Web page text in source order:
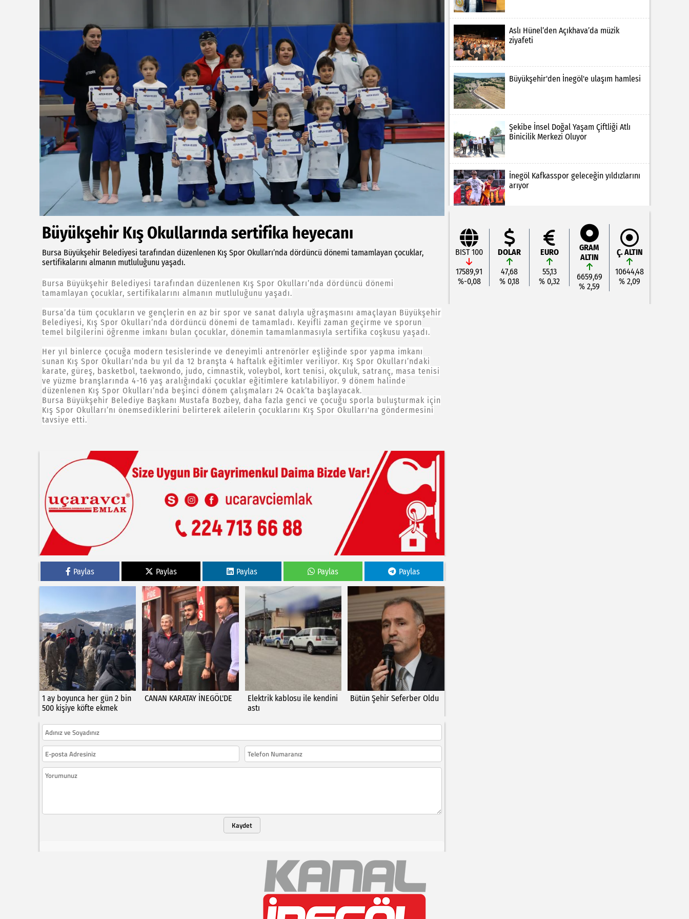
Büyükşehir Kış Okullarında sertifika heyecanı
Bursa Büyükşehir Belediyesi tarafından düzenlenen Kış Spor Okulları’nda dördüncü dönemi tamamlayan çocuklar,
sertifikalarını almanın mutluluğunu yaşadı.
Bursa Büyükşehir Belediyesi tarafından düzenlenen Kış Spor Okulları’nda dördüncü dönemi
tamamlayan çocuklar, sertifikalarını almanın mutluluğunu yaşadı.
Bursa’da tüm çocukların ve gençlerin en az bir spor ve sanat dalıyla uğraşmasını amaçlayan Büyükşehir
Belediyesi, Kış Spor Okulları’nda dördüncü dönemi de tamamladı. Keyifli zaman geçirme ve sporun
temel bilgilerini öğrenme imkanı bulan çocuklar, dönemin tamamlanmasıyla sertifika coşkusu yaşadı.
Her yıl binlerce çocuğa modern tesislerinde ve deneyimli antrenörler eşliğinde spor yapma imkanı
sunan Kış Spor Okulları’nda bu yıl da 12 branşta 4 haftalık eğitimler veriliyor. Kış Spor Okulları’ndaki
karate, güreş, basketbol, taekwondo, judo, cimnastik, voleybol, kort tenisi, okçuluk, satranç, masa tenisi
ve yüzme branşlarında 4-16 yaş aralığındaki çocuklar eğitimlere katılabiliyor. 9 dönem halinde
düzenlenen Kış Spor Okulları’nda beşinci dönem çalışmaları 24 Ocak’ta başlayacak.
Bursa Büyükşehir Belediye Başkanı Mustafa Bozbey, daha fazla genci ve çocuğu sporla buluşturmak için
Kış Spor Okulları’nı önemsediklerini belirterek ailelerin çocuklarını Kış Spor Okulları'na göndermesini
tavsiye etti.
Paylas Paylas Paylas Paylas Paylas
1 ay boyunca her gün 2 bin
500 kişiye köfte ekmek
CANAN KARATAY İNEGÖL'DE
Elektrik kablosu ile kendini
astı
Bütün Şehir Seferber Oldu
Kaydet
Aslı Hünel’den Açıkhava’da müzik
ziyafeti
Büyükşehir'den İnegöl'e ulaşım hamlesi
Şekibe İnsel Doğal Yaşam Çiftliği Atlı
Binicilik Merkezi Oluyor
İnegöl Kafkasspor geleceğin yıldızlarını
arıyor
BIST 100
17589,91
%-0,08
DOLAR
47,68
% 0,18
EURO
55,13
% 0,32
GRAM
ALTIN
6659,69
% 2,59
Ç. ALTIN
10644,48
% 2,09